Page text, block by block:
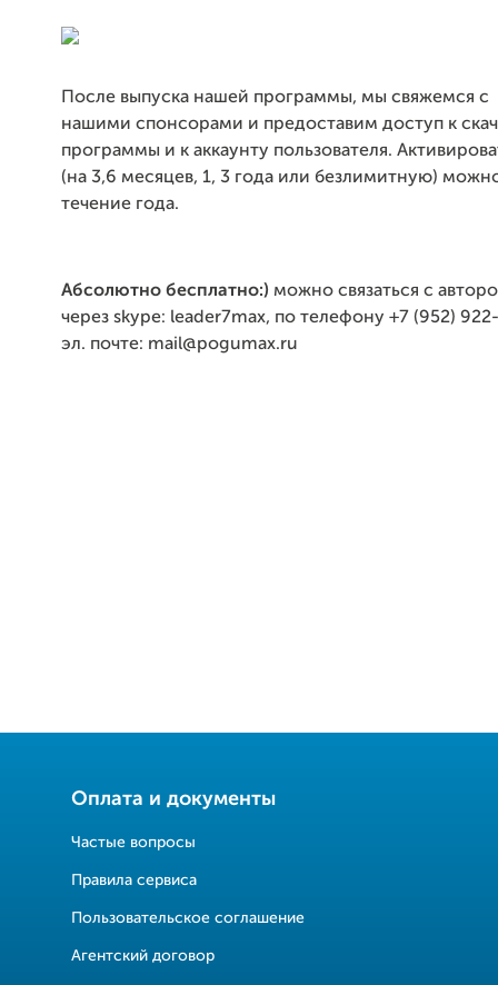
После выпуска нашей программы, мы свяжемся с
нашими спонсорами и предоставим доступ к
программы и к аккаунту пользователя.
(на 3,6 месяцев, 1, 3 года или безлимитную)
течение года.
Абсолютно бесплатно:) можно связаться с
через skype: leader7max, по телефону +7 (952)
эл. почте: mail@pogumax.ru
Оплата и документы
Частые вопросы
Правила сервиса
Пользовательское соглашение
Агентский договор